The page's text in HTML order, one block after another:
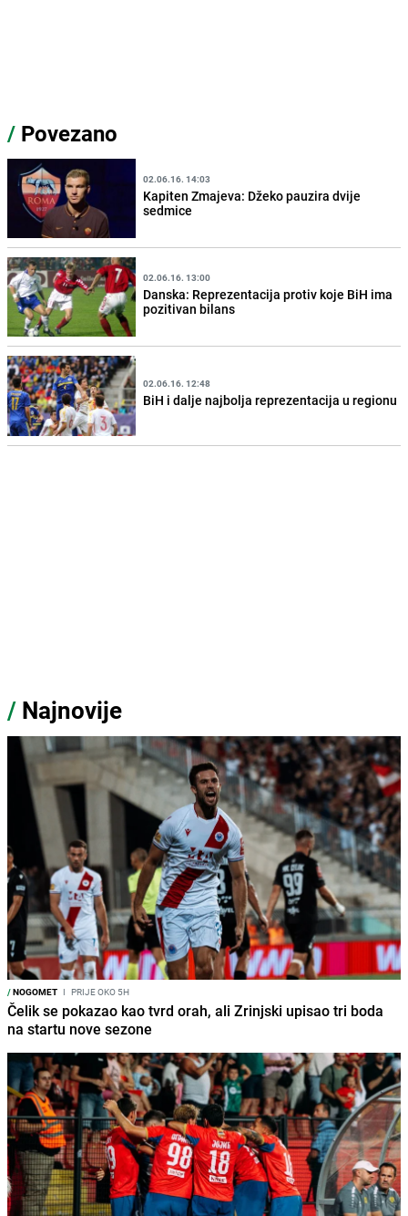
/ Povezano
02.06.16. 14:03
Kapiten Zmajeva: Džeko pauzira dvije
sedmice
02.06.16. 13:00
Danska: Reprezentacija protiv koje BiH ima
pozitivan bilans
02.06.16. 12:48
BiH i dalje najbolja reprezentacija u regionu
/ Najnovije
/NOGOMET I PRIJE OKO 5H
Čelik se pokazao kao tvrd orah, ali Zrinjski upisao tri boda
na startu nove sezone